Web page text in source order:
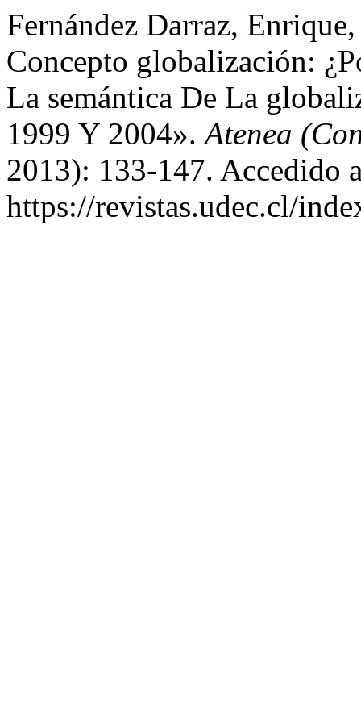
Fernández Darraz,
Concepto globalización:
La semántica De La
1999 Y 2004».Atenea
2013): 133-147. Accedido
https://revistas.udec.cl/